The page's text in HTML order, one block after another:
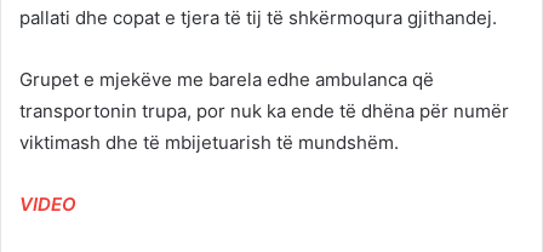
pallati dhe copat e tjera të tij të shkërmoqura gjithandej.
Grupet e mjekëve me barela edhe ambulanca që
transportonin trupa, por nuk ka ende të dhëna për numër
viktimash dhe të mbijetuarish të mundshëm.
VIDEO